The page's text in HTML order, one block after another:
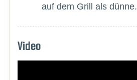
auf dem Grill als dünne.
Video